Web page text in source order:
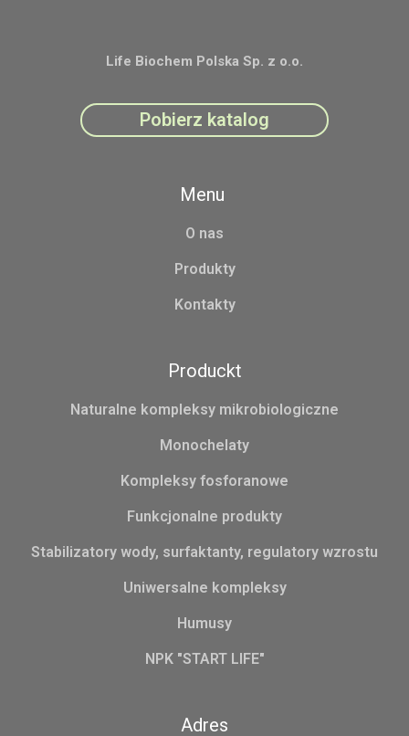
Life Biochem Polska Sp. z o.o.
Pobierz katalog
Menu
O nas
Produkty
Kontakty
Produckt
Naturalne kompleksy mikrobiologiczne
Monochelaty
Kompleksy fosforanowe
Funkcjonalne produkty
Stabilizatory wody, surfaktanty, regulatory wzrostu
Uniwersalne kompleksy
Humusy
NPK "START LIFE"
Adres